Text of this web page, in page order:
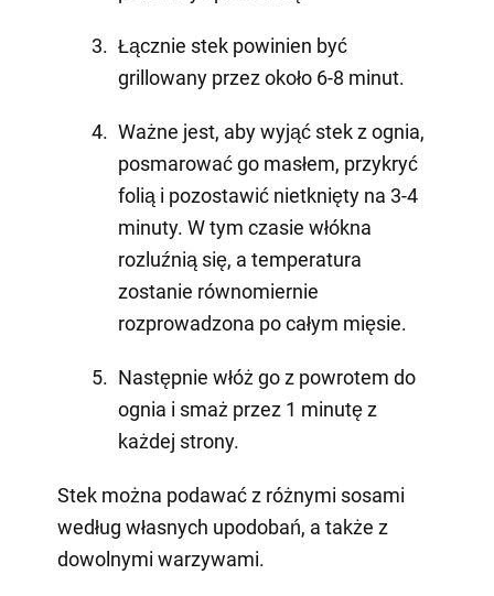
Łącznie stek powinien być
grillowany przez około 6-8 minut.
Ważne jest, aby wyjąć stek z ognia,
posmarować go masłem, przykryć
folią i pozostawić nietknięty na 3-4
minuty. W tym czasie włókna
rozluźnią się, a temperatura
zostanie równomiernie
rozprowadzona po całym mięsie.
Następnie włóż go z powrotem do
ognia i smaż przez 1 minutę z
każdej strony.
Stek można podawać z różnymi sosami
według własnych upodobań, a także z
dowolnymi warzywami.